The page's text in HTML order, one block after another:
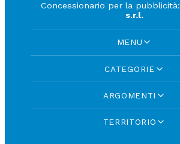
Concessionario per la pubblicità:
s.r.l.
MENU
CATEGORIE
ARGOMENTI
TERRITORIO